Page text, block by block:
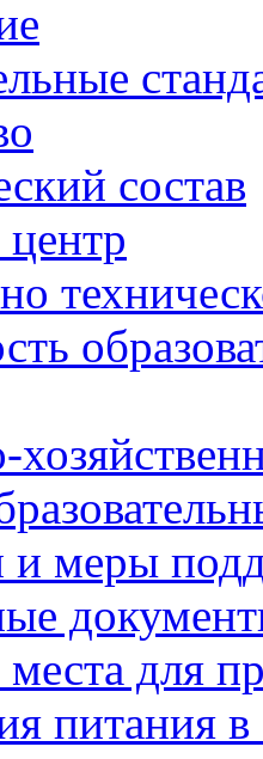
состав
и меры
для
питания в